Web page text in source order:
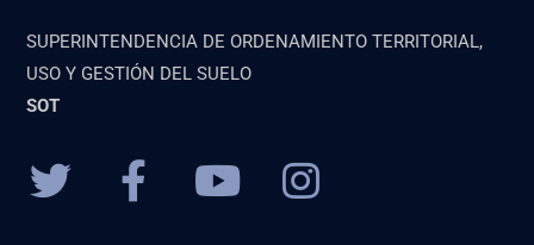
SUPERINTENDENCIA DE ORDENAMIENTO TERRITORIAL,
USO Y GESTIÓN DEL SUELO
SOT